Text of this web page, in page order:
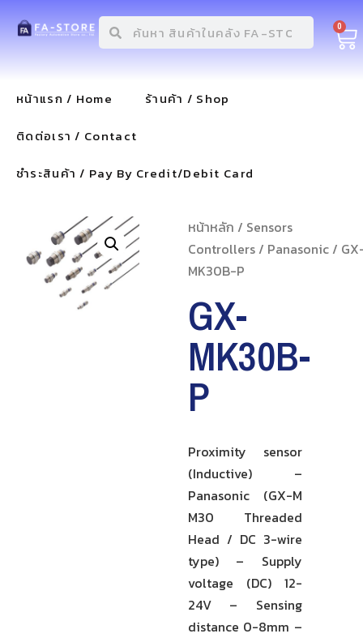
0
หน้าแรก / Home
ร้านค้า / Shop
ติดต่อเรา / Contact
ชำระสินค้า / Pay By Credit/Debit Card
หน้าหลัก / Sensors
Controllers/ Panasonic/
MK30B-P
GX-
MK30B-
P
Proximity sensor
(Inductive) –
Panasonic (GX-M
M30 Threaded
Head / DC 3-wire
type) – Supply
voltage (DC) 12-
24V – Sensing
distance 0-8mm –